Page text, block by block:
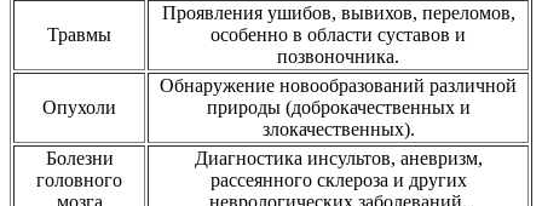
Травмы
Проявления ушибов, вывихов, переломов,
особенно в области суставов и
позвоночника.
Опухоли
Обнаружение новообразований различной
природы (доброкачественных и
злокачественных).
Болезни
головного
мозга
Диагностика инсультов, аневризм,
рассеянного склероза и других
неврологических заболеваний.